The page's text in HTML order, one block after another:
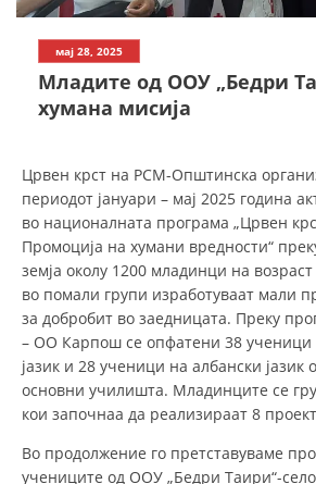
ПРИРАЧНИЦИ
СТРАТЕГИИ
ЕДУКАТИВНО ИНФОРМАТИВНИ
БРОШУРИ
ПОСТЕРИ
мај 28, 2025
Младите од ООУ „Бедри
хумана мисија
Црвен крст на РСМ-Општинска
периодот јануари – мај 2025 година
во националната програма „Црвен
Промоција на хумани вредности“
земја околу 1200 младинци на
во помали групи изработуваат мали
за добробит во заедницата. Преку
– ОО Карпош се опфатени 38 ученици
јазик и 28 ученици на албански јазик
основни училишта. Младинците се
кои започнаа да реализираат 8
Во продолжение го претставуваме
учениците од ООУ „Бедри Таири“-